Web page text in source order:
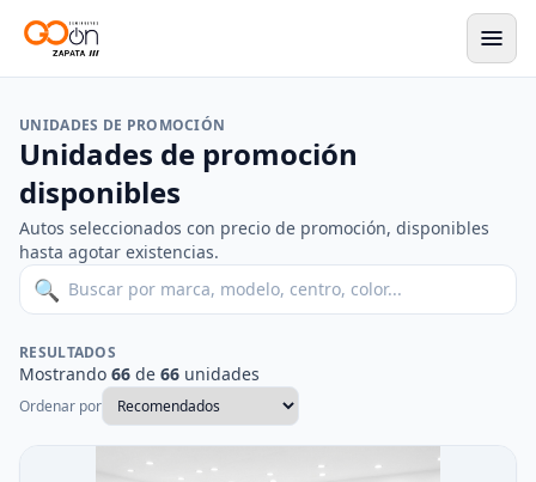
Go On Autos
UNIDADES DE PROMOCIÓN
Unidades de promoción
disponibles
Autos seleccionados con precio de promoción, disponibles
hasta agotar existencias.
🔍
RESULTADOS
Mostrando 66 de 66 unidades
Ordenar por